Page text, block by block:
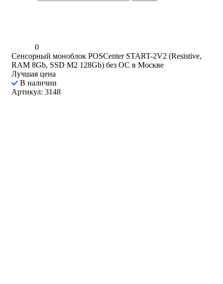
0
Сенсорный моноблок POSCenter START-2V2 (Resistive,
RAM 8Gb, SSD M2 128Gb) без ОС в Москве
Лучшая цена
В наличии
Артикул: 3148